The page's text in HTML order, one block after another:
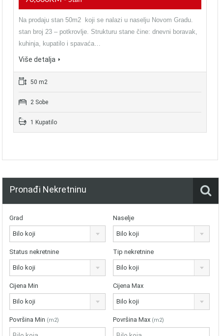
Na prodaju stan 50m2 koji se nalazi u naselju Novom Gradu.
stan broj 23 – potkrovlje. Strukturu stane čine: dnevni boravak,
kuhinja, kupatilo i spavaća…
Više detalja
50 m2
2 Sobe
1 Kupatilo
Pronađi Nekretninu
Grad
Bilo koji
Naselje
Bilo koji
Status nekretnine
Bilo koji
Tip nekretnine
Bilo koji
Cijena Min
Bilo koji
Cijena Max
Bilo koji
Površina Min (m2) Površina Max (m2)